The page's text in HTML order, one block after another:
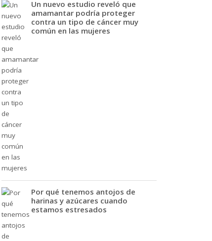
Un nuevo estudio reveló que
amamantar podría proteger
contra un tipo de cáncer muy
común en las mujeres
Por qué tenemos antojos de
harinas y azúcares cuando
estamos estresados